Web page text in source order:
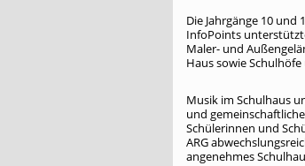
Die Jahrgänge 10
InfoPoints
Maler- und
Haus sowie
Musik im Schulhaus
und
Schülerinnen und
ARG
angenehmes